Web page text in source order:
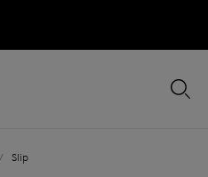
Fermer
/ Slip